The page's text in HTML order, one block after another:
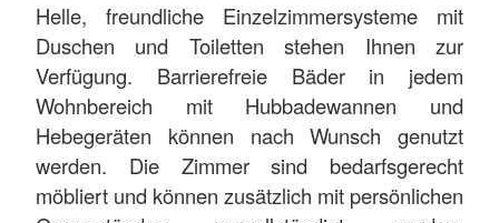
Helle, freundliche Einzelzimmersysteme mit
Duschen und Toiletten stehen Ihnen zur
Verfügung. Barrierefreie Bäder in jedem
Wohnbereich mit Hubbadewannen und
Hebegeräten können nach Wunsch genutzt
werden. Die Zimmer sind bedarfsgerecht
möbliert und können zusätzlich mit persönlichen